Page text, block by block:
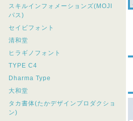
スキルインフォメーションズ(MOJI
パス)
セイビフォント
清和堂
ヒラギノフォント
TYPE C4
Dharma Type
大和堂
タカ書体(たかデザインプロダクショ
ン)